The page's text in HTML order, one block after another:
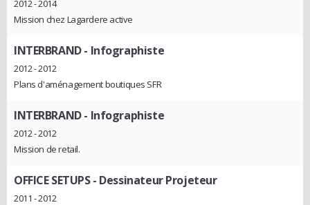
2012 - 2014
Mission chez Lagardere active
INTERBRAND- Infographiste
2012 - 2012
Plans d'aménagement boutiques SFR
INTERBRAND- Infographiste
2012 - 2012
Mission de retail.
OFFICE SETUPS- Dessinateur Projeteur
2011 - 2012